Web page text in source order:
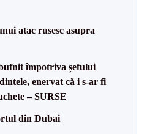
atac rusesc asupra
împotriva șefului
enervat că i s-ar fi
– SURSE
din Dubai